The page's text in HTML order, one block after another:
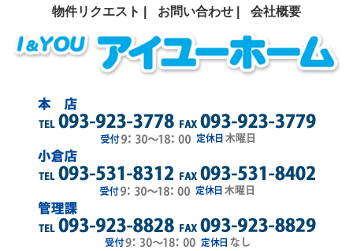
物件リクエスト | お問い合わせ | 会社概要